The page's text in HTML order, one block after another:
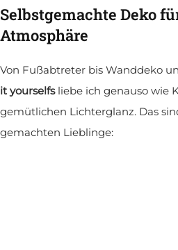
Selbstgemachte Deko
Atmosphäre
Von Fußabtreter bis Wanddeko
it yourselfsliebe ich genauso wie
gemütlichen Lichterglanz. Das
gemachten Lieblinge: